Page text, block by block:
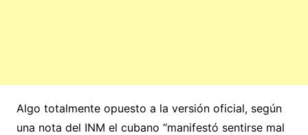
Algo totalmente opuesto a la versión oficial, según
una nota del INM el cubano “manifestó sentirse mal